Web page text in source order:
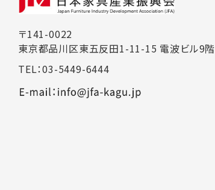
〒141-0022
東京都品川区東五反田1-11-15 電波ビル9階
TEL：03-5449-6444